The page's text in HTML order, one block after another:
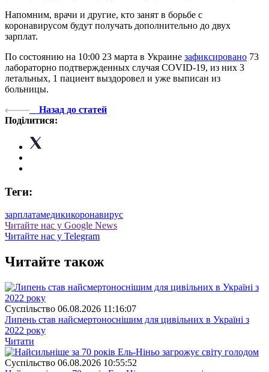
Напомним, врачи и другие, кто занят в борьбе с
коронавирусом будут получать дополнительно до двух
зарплат.
По состоянию на 10:00 23 марта в Украине зафиксировано 73
лабораторно подтвержденных случая COVID-19, из них 3
летальных, 1 пациент выздоровел и уже выписан из
больницы.
Назад до статей
Поділитися:
Теги:
зарплатамедикикоронавирус
Читайте нас у Google News
Читайте нас у Telegram
Читайте також
Суспiльство 06.08.2026 11:16:07
Липень став найсмертоноснішим для цивільних в Україні з
2022 року
Читати
Суспiльство 06.08.2026 10:55:52